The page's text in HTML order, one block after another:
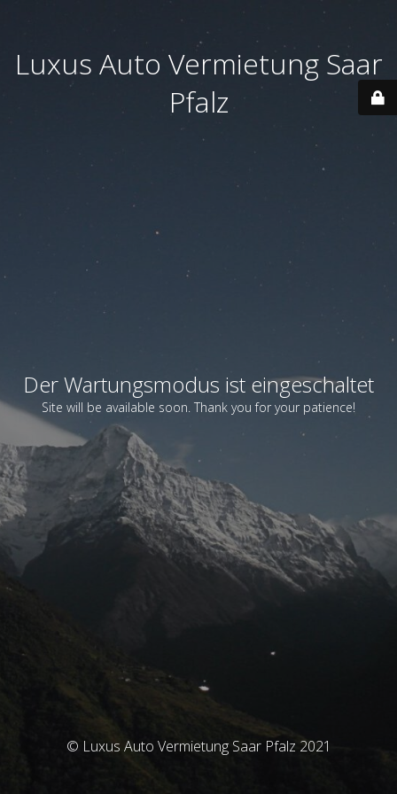
Luxus Auto Vermietung Saar
Pfalz
Der Wartungsmodus ist eingeschaltet
Site will be available soon. Thank you for your patience!
© Luxus Auto Vermietung Saar Pfalz 2021